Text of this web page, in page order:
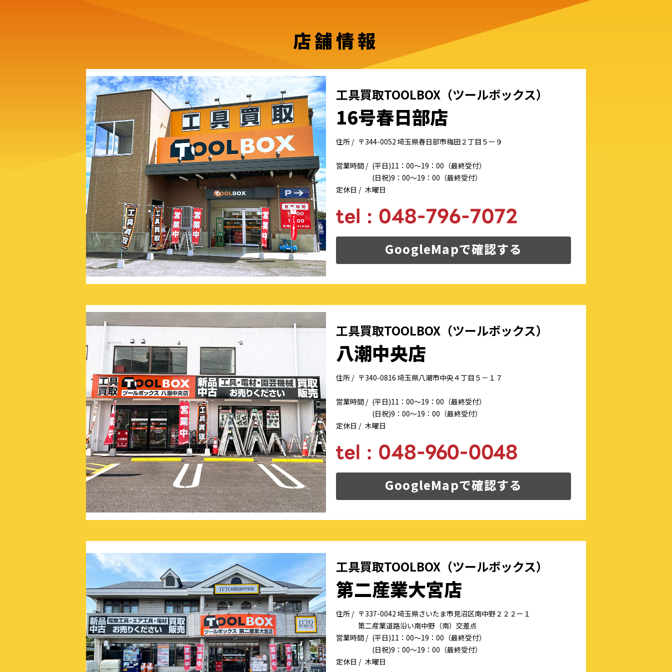
店舗情報
工具買取TOOLBOX（ツールボックス）
16号春日部店
住所 / 〒344-0052 埼玉県春日部市梅田２丁目５ー９
営業時間 / (平日)11：00～19：00（最終受付）
(日祝)9：00～19：00（最終受付）
定休日 / 木曜日
GoogleMapで確認する
工具買取TOOLBOX（ツールボックス）
八潮中央店
住所 / 〒340-0816 埼玉県八潮市中央４丁目５－１７
営業時間 / (平日)11：00～19：00（最終受付）
(日祝)9：00～19：00（最終受付）
定休日 / 木曜日
GoogleMapで確認する
工具買取TOOLBOX（ツールボックス）
第二産業大宮店
住所 / 〒337-0042 埼玉県さいたま市見沼区南中野２２２ー１
第二産業道路沿い南中野（南）交差点
営業時間 / (平日)11：00～19：00（最終受付）
(日祝)9：00～19：00（最終受付）
定休日 / 木曜日